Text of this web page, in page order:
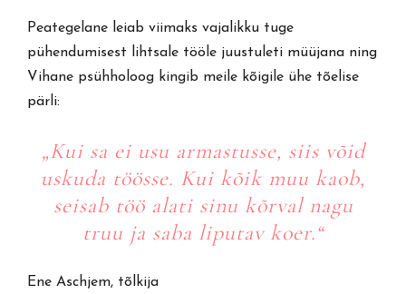
Peategelane leiab viimaks vajalikku tuge
pühendumisest lihtsale tööle juustuleti müüjana ning
Vihane psühholoog kingib meile kõigile ühe tõelise
pärli:
„Kui sa ei usu armastusse, siis võid
uskuda töösse. Kui kõik muu kaob,
seisab töö alati sinu kõrval nagu
truu ja saba liputav koer.“
Ene Aschjem, tõlkija